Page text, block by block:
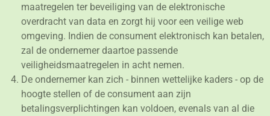
maatregelen ter beveiliging van de elektronische
overdracht van data en zorgt hij voor een veilige web
omgeving. Indien de consument elektronisch kan betalen,
zal de ondernemer daartoe passende
veiligheidsmaatregelen in acht nemen.
De ondernemer kan zich - binnen wettelijke kaders - op de
hoogte stellen of de consument aan zijn
betalingsverplichtingen kan voldoen, evenals van al die